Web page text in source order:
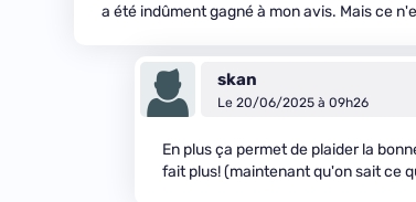
a été indûment gagné à mon avis. Mais ce
skan
Le 20/06/2025 à 09h26
En plus ça permet de plaider la
fait plus! (maintenant qu'on sait ce